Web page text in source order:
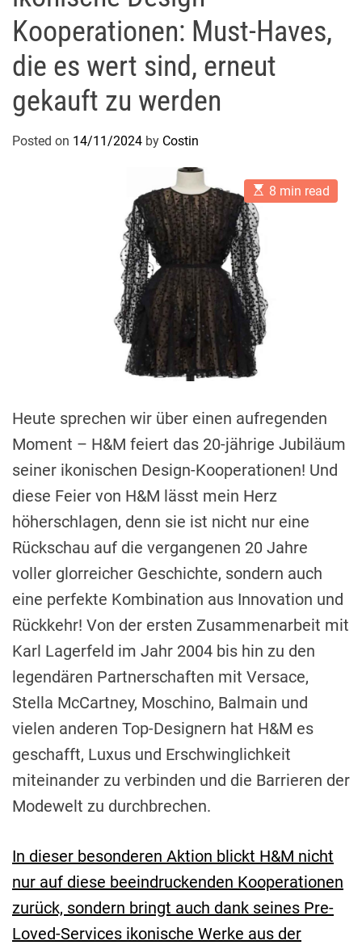
Kooperationen: Must-Haves,
die es wert sind, erneut
gekauft zu werden
Posted on 14/11/2024 by Costin
E
s
t
i
m
a
t
e
d
r
e
a
d
t
i
m
8 min read
Heute sprechen wir über einen aufregenden
Moment – H&M feiert das 20-jährige Jubiläum
seiner ikonischen Design-Kooperationen! Und
diese Feier von H&M lässt mein Herz
höherschlagen, denn sie ist nicht nur eine
Rückschau auf die vergangenen 20 Jahre
voller glorreicher Geschichte, sondern auch
eine perfekte Kombination aus Innovation und
Rückkehr! Von der ersten Zusammenarbeit mit
Karl Lagerfeld im Jahr 2004 bis hin zu den
legendären Partnerschaften mit Versace,
Stella McCartney, Moschino, Balmain und
vielen anderen Top-Designern hat H&M es
geschafft, Luxus und Erschwinglichkeit
miteinander zu verbinden und die Barrieren der
Modewelt zu durchbrechen.
In dieser besonderen Aktion blickt H&M nicht
nur auf diese beeindruckenden Kooperationen
zurück, sondern bringt auch dank seines Pre-
Loved-Services ikonische Werke aus der